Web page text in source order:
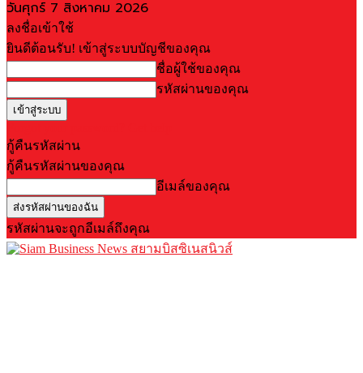
วันศุกร์ 7 สิงหาคม 2026
ลงชื่อเข้าใช้
ยินดีต้อนรับ! เข้าสู่ระบบบัญชีของคุณ
ชื่อผู้ใช้ของคุณ
รหัสผ่านของคุณ
กู้คืนรหัสผ่าน
กู้คืนรหัสผ่านของคุณ
อีเมล์ของคุณ
รหัสผ่านจะถูกอีเมล์ถึงคุณ
สยามบิสซิเนสนิวส์